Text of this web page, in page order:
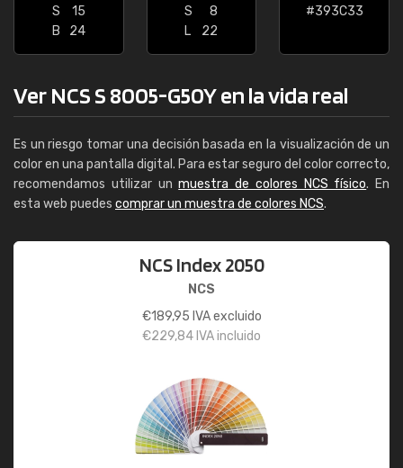
S
15
B
24
S
8
L
22
#393C33
Ver NCS S 8005-G50Y en la vida real
Es un riesgo tomar una decisión basada en la visualización de un
color en una pantalla digital. Para estar seguro del color correcto,
recomendamos utilizar unmuestra de colores NCS físico. En
esta web puedes comprar un muestra de colores NCS.
NCS Index 2050
NCS
€189,95 IVA excluido
€229,84 IVA incluido